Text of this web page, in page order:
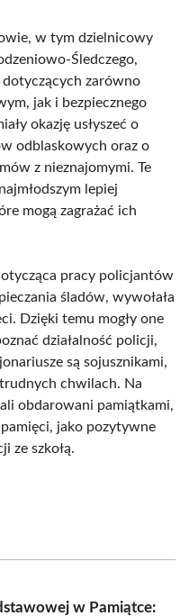
w tym dzielnicowy
Śledczego,
zarówno
jak i bezpiecznego
okazję usłyszeć o
odblaskowych oraz o
z nieznajomymi. Te
lepiej
mogą zagrażać ich
pracy policjantów
śladów, wywołała
Dzięki temu mogły one
działalność policji,
są sojusznikami,
chwilach. Na
obdarowani pamiątkami,
jako pozytywne
ze szkołą.
w Pamiątce: